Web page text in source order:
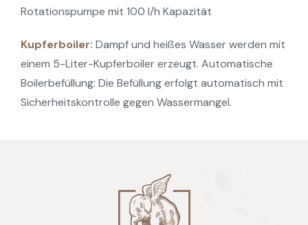
Rotationspumpe mit 100 l/h Kapazität
Kupferboiler: Dampf und heißes Wasser werden mit
einem 5-Liter-Kupferboiler erzeugt. Automatische
Boilerbefüllung: Die Befüllung erfolgt automatisch mit
Sicherheitskontrolle gegen Wassermangel.